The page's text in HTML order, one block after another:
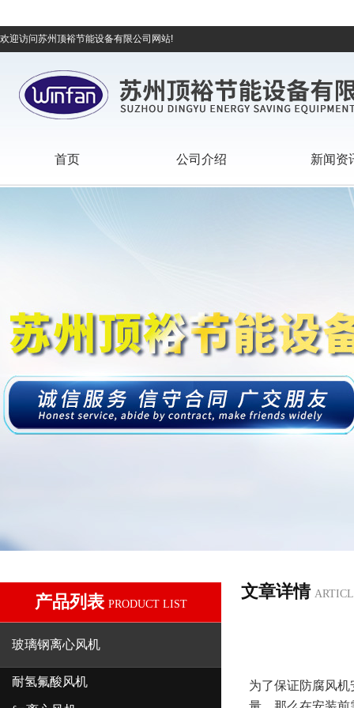
欢迎访问苏州顶裕节能设备有限公司网站!
首页 公司介绍 新闻资
产品列表 PRODUCT LIST
玻璃钢离心风机
耐氢氟酸风机
文章详情
为了保证防腐风